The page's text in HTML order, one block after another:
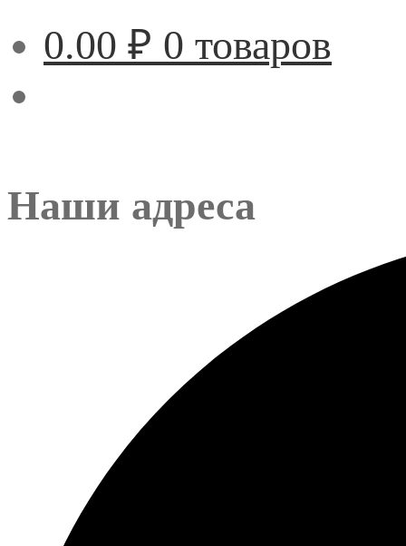
0.00 ₽ 0 товаров
Наши адреса